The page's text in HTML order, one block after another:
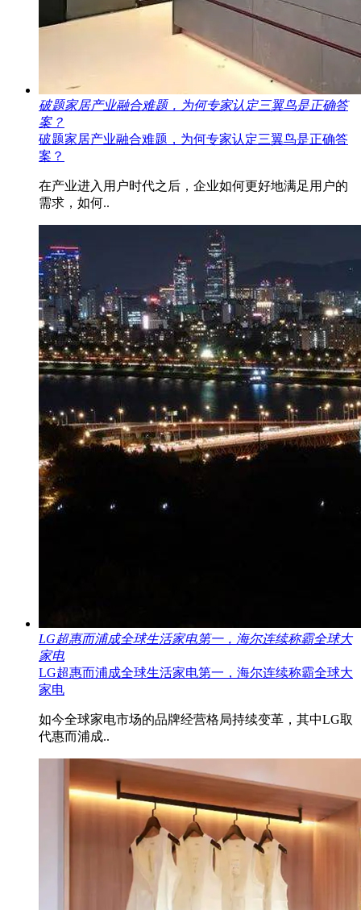
破题家居产业融合难题，为何专家认定三翼鸟是正确答
案？
破题家居产业融合难题，为何专家认定三翼鸟是正确答
案？
在产业进入用户时代之后，企业如何更好地满足用户的
需求，如何..
LG超惠而浦成全球生活家电第一，海尔连续称霸全球大
家电
LG超惠而浦成全球生活家电第一，海尔连续称霸全球大
家电
如今全球家电市场的品牌经营格局持续变革，其中LG取
代惠而浦成..